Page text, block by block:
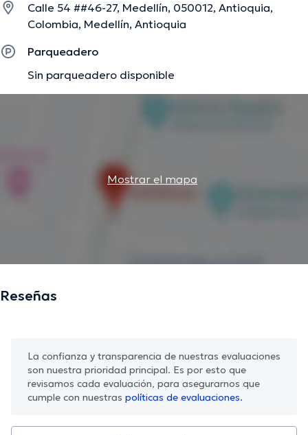
Calle 54 ##46-27, Medellín, 050012, Antioquia,
Colombia, Medellín, Antioquia
Parqueadero
Sin parqueadero disponible
Mostrar el mapa
Reseñas
La confianza y transparencia de nuestras evaluaciones
son nuestra prioridad principal. Es por esto que
revisamos cada evaluación, para asegurarnos que
cumple con nuestras políticas de evaluaciones.